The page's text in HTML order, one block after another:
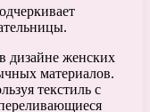
дизайне женских
материалов.
текстиль с